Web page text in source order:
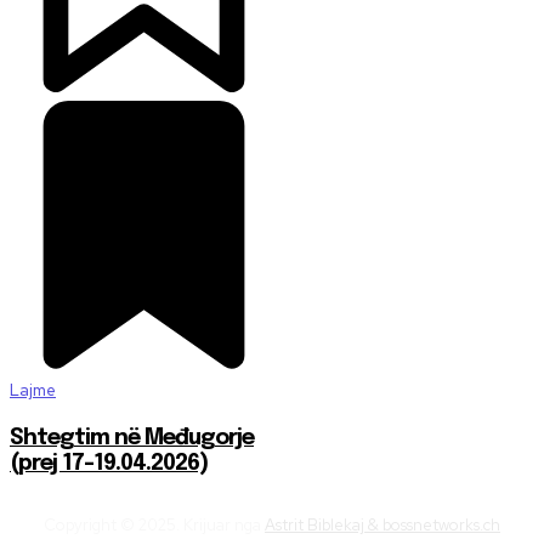
Lajme
Shtegtim në Međugorje
(prej 17-19.04.2026)